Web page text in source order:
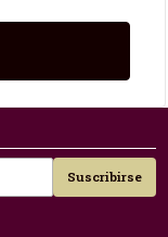
Suscribirse